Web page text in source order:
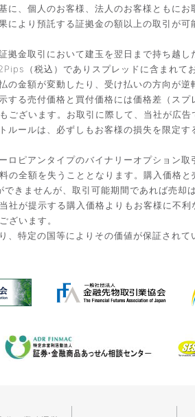
、個人のお客様、法人のお客様ともにお
より預託する証拠金の額以上の取引が
金取引において建玉を翌日まで持ち越し
（税込）でありスプレッドに含まれてお
金額が変動したり、受け払いの方向が逆
る売付価格と買付価格には価格差（ス
ざいます。お取引に際して、当社が広
ールは、必ずしもお客様の損失を限定
ピアンタイプのバイナリーオプション
全額を失うこととなります。購入価格
きませんが、取引可能期間であれば売却
が提示する購入価格よりもお客様に不
ざいます。
特定の国等によりその価値が保証され